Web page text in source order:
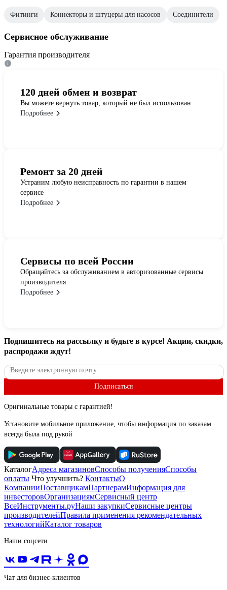
Фитинги Коннекторы и штуцеры для насосов Соединители
Сервисное обслуживание
Гарантия производителя
120 дней обмен и возврат
Вы можете вернуть товар, который не был использован
Подробнее
Ремонт за 20 дней
Устраним любую неисправность по гарантии в нашем
сервисе
Подробнее
Сервисы по всей России
Обращайтесь за обслуживанием в авторизованные сервисы
производителя
Подробнее
Подпишитесь на рассылку и будьте в курсе! Акции, скидки,
распродажи ждут!
Подписаться
Оригинальные товары с гарантией!
Установите мобильное приложение, чтобы информация по заказам
всегда была под рукой
КаталогАдреса магазиновСпособы полученияСпособы
оплаты Что улучшить? КонтактыО
КомпанииПоставщикамПартнерамИнформация для
инвесторовОрганизациямСервисный центр
ВсеИнструменты.руНаши закупкиСервисные центры
производителейПравила применения рекомендательных
технологийКаталог товаров
Наши соцсети
Чат для бизнес-клиентов